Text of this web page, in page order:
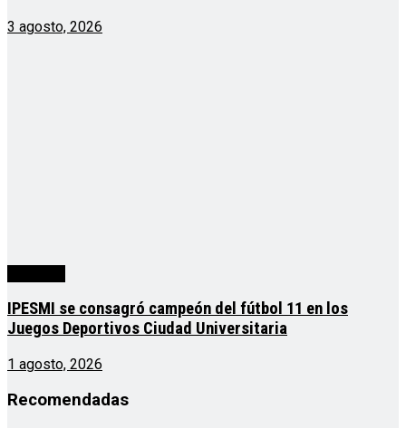
3 agosto, 2026
IPESMI se consagró campeón del fútbol 11 en los
Juegos Deportivos Ciudad Universitaria
1 agosto, 2026
Recomendadas